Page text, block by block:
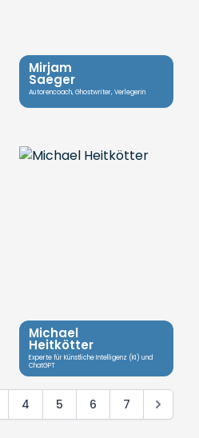
Mirjam
Saeger
Autorencoach, Ghostwriter, Verlegerin
Michael
Heitkötter
Experte für Künstliche Intelligenz (KI) und
ChatGPT
4 5 6 7